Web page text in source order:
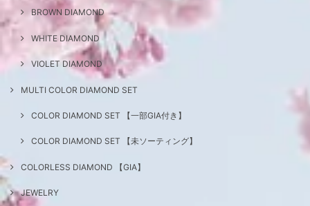
BROWN DIAMOND
WHITE DIAMOND
VIOLET DIAMOND
MULTI COLOR DIAMOND SET
COLOR DIAMOND SET 【一部GIA付き】
COLOR DIAMOND SET 【未ソーティング】
COLORLESS DIAMOND 【GIA】
JEWELRY